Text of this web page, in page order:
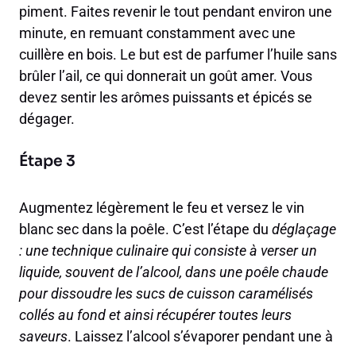
piment. Faites revenir le tout pendant environ une
minute, en remuant constamment avec une
cuillère en bois. Le but est de parfumer l’huile sans
brûler l’ail, ce qui donnerait un goût amer. Vous
devez sentir les arômes puissants et épicés se
dégager.
Étape 3
Augmentez légèrement le feu et versez le vin
blanc sec dans la poêle. C’est l’étape du déglaçage
: une technique culinaire qui consiste à verser un
liquide, souvent de l’alcool, dans une poêle chaude
pour dissoudre les sucs de cuisson caramélisés
collés au fond et ainsi récupérer toutes leurs
saveurs. Laissez l’alcool s’évaporer pendant une à